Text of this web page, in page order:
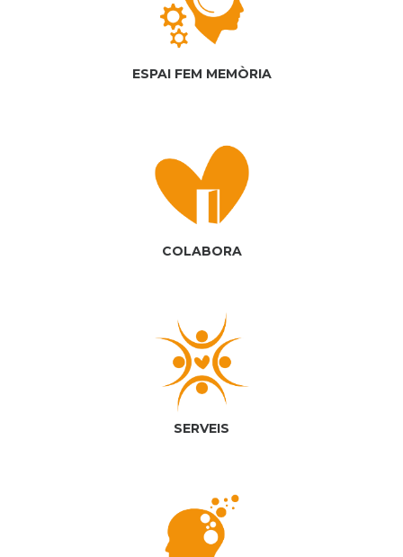
ESPAI FEM MEMÒRIA
COLABORA
SERVEIS